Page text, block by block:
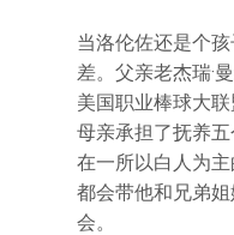
当洛伦佐还是个
差。父亲老杰瑞·
美国职业棒球大
母亲承担了抚养
在一所以白人为
都会带他和兄弟
会。